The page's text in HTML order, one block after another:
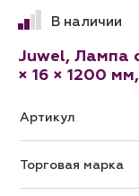
В наличии
Juwel, Лампа
× 16 × 1200
Артикул
Торговая марка